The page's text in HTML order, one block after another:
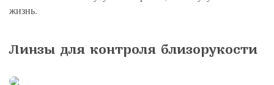
жизнь.
Линзы для контроля близорукости
Елена, персональный менеджер